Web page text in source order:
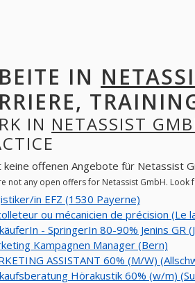
IN
IN NETASSIST
keine offenen Angebote für Netassist
not any open offers for Netassist GmbH.
in EFZ (1530 Payerne)
ou mécanicien de précision (Le
- SpringerIn 80-90% Jenins GR
Kampagnen Manager (Bern)
ASSISTANT 60% (M/W)
Hörakustik 60% (w/m)